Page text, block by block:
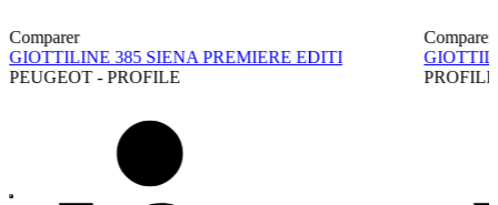
Comparer
GIOTTILINE 385 SIENA PREMIERE EDITI
PEUGEOT - PROFILE
Comparer
PROFILE